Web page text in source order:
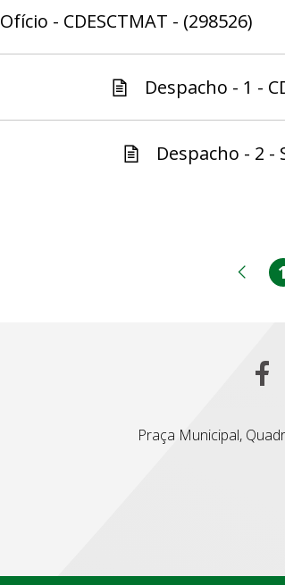
Ofício - CDESCTMAT - (298526)
Despacho - 1 -
Despacho - 2 -
1
Praça Municipal,